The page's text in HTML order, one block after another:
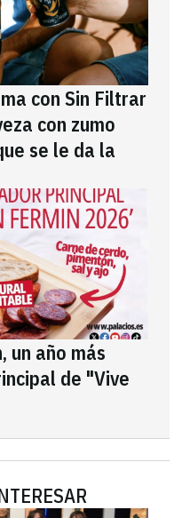
con Sin Filtrar
con zumo
se le da la
un año más
de "Vive